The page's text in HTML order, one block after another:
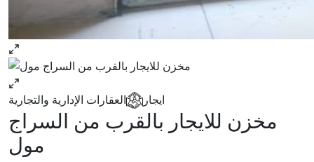
ايجار العقارات الإدارية والتجارية
مخزن للايجار بالقرب من السراج
مول